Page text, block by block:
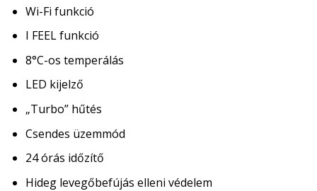
Wi-Fi funkció
I FEEL funkció
8°C-os temperálás
LED kijelző
„Turbo” hűtés
Csendes üzemmód
24 órás időzítő
Hideg levegőbefújás elleni védelem